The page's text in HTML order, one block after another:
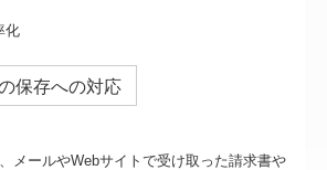
保存への対応
メールやWebサイトで受け取った請求書や